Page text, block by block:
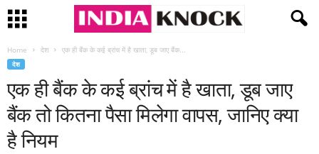
Home देश एक ही बैंक के कई ब्रांच में है खाता, डूब जाए बैंक...
देश
एक ही बैंक के कई ब्रांच में है खाता, डूब जाए
बैंक तो कितना पैसा मिलेगा वापस, जानिए क्या
है नियम